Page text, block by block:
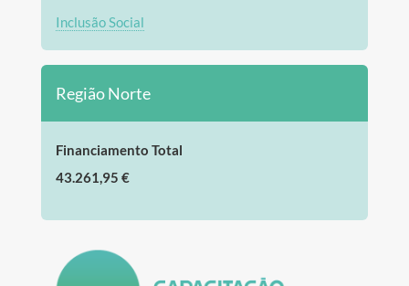
Inclusão Social
Região Norte
Financiamento Total
43.261,95 €